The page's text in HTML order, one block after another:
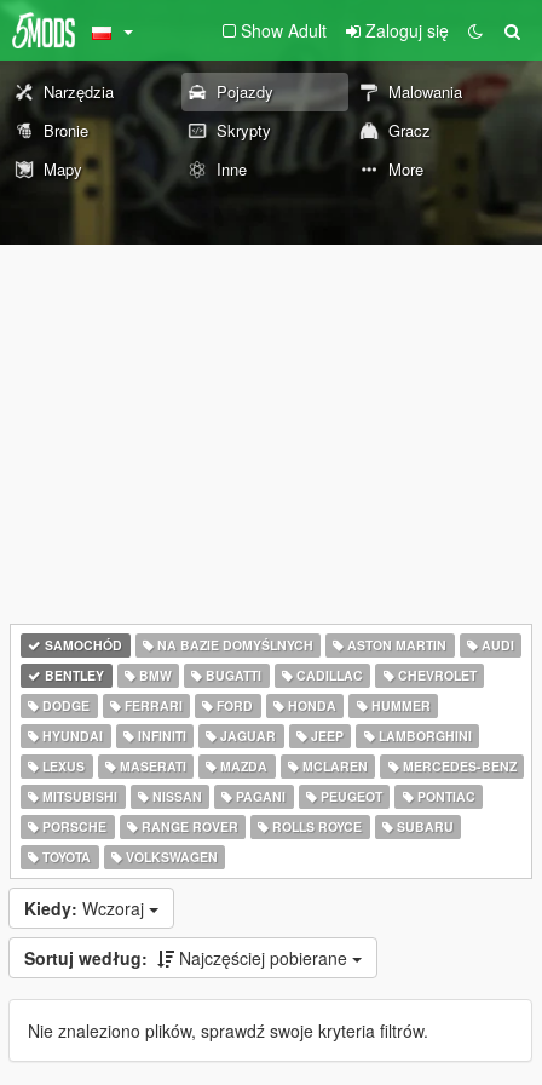
Show Adult Zaloguj się
Narzędzia Pojazdy
Malowania
Bronie
Skrypty
Gracz
Mapy
Inne More
SAMOCHÓD NA BAZIE DOMYŚLNYCH ASTON MARTIN
AUDI
BENTLEY
BMW BUGATTI CADILLAC
CHEVROLET
DODGE
FERRARI FORD HONDA
HUMMER
HYUNDAI
INFINITI JAGUAR JEEP
LAMBORGHINI
LEXUS
MASERATI MAZDA MCLAREN
MERCEDES-BENZ
MITSUBISHI
NISSAN PAGANI PEUGEOT
PONTIAC
PORSCHE
RANGE ROVER ROLLS ROYCE
SUBARU
TOYOTA
VOLKSWAGEN
Kiedy: Wczoraj
Sortuj według: Najczęściej pobierane
Nie znaleziono plików, sprawdź swoje kryteria filtrów.